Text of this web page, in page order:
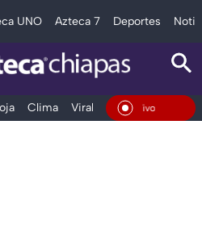
UNO Azteca 7 Deportes
Clima Viral y Tendencia
En Vivo